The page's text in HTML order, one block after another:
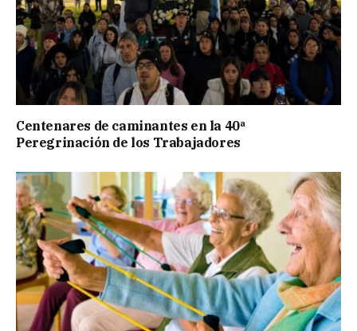
Centenares de caminantes en la 40ª
Peregrinación de los Trabajadores